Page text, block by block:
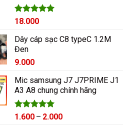
Được xếp
5 sao
18.000
Dây cáp sạc C8 typeC 1.2M
Đen
9.000
Mic samsung J7 J7PRIME J1
A3 A8 chung chính hãng
Được xếp
1.600 – 2.000Khoảng